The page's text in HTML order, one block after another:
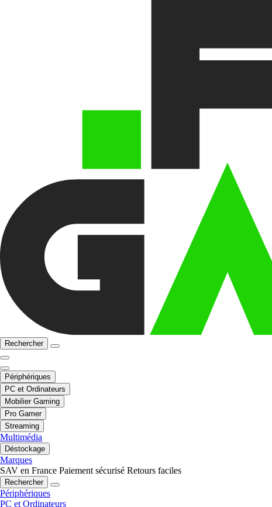
Rechercher
Périphériques
PC et Ordinateurs
Mobilier Gaming
Pro Gamer
Streaming
Multimédia
Déstockage
Marques
SAV en France Paiement sécurisé Retours faciles
Rechercher
Périphériques
PC et Ordinateurs